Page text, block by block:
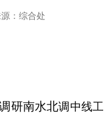
：综合处
研南水北调中线工